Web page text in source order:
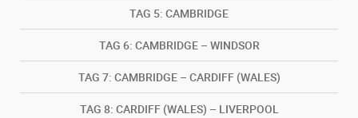
TAG 5: CAMBRIDGE
TAG 6: CAMBRIDGE – WINDSOR
TAG 7: CAMBRIDGE – CARDIFF (WALES)
TAG 8: CARDIFF (WALES) – LIVERPOOL